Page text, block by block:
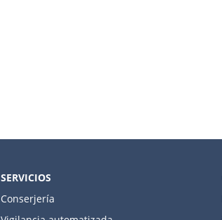
SERVICIOS
Conserjería